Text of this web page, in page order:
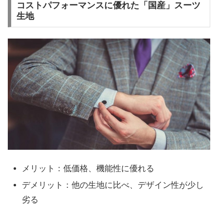
コストパフォーマンスに優れた「国産」スーツ
生地
メリット：低価格、機能性に優れる
デメリット：他の生地に比べ、デザイン性が少し
劣る